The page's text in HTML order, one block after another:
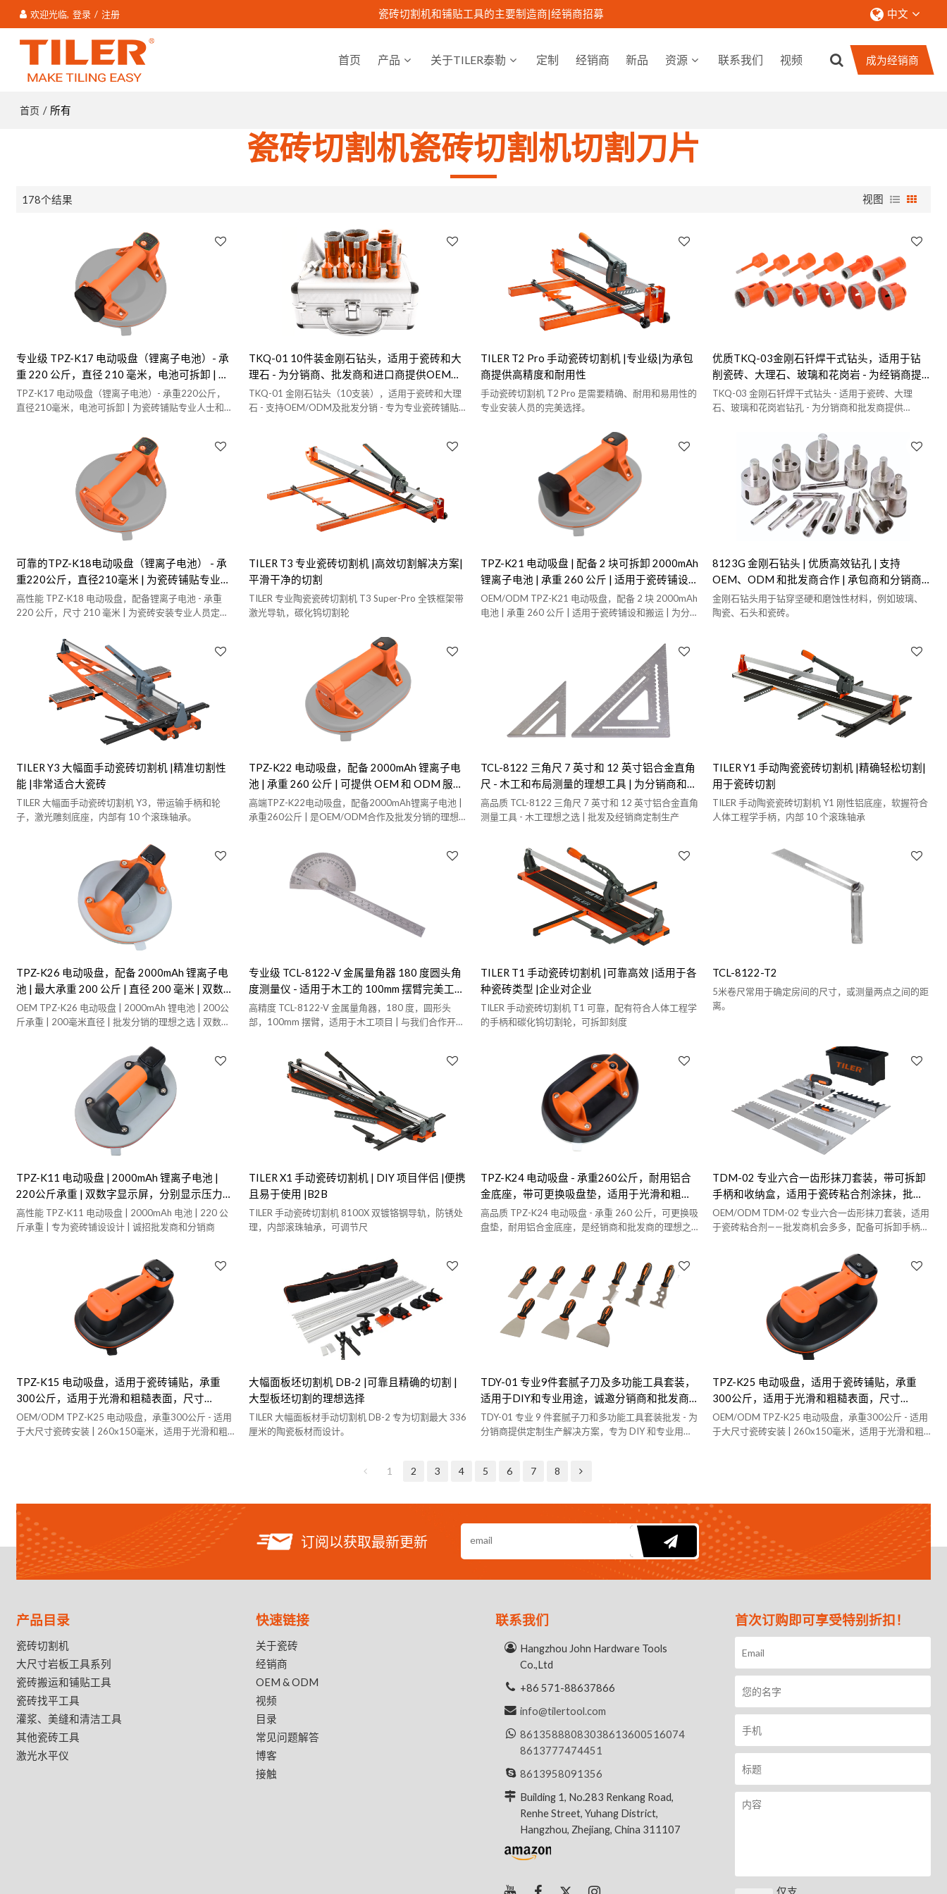
欢迎光临, 登录 / 注册 瓷砖切割机和铺贴工具的主要制造商|经销商招募 中文
首页 产品 关于TILER泰勒 定制 经销商 新品 资源 联系我们 视频 成为经销商
首页 / 所有
瓷砖切割机瓷砖切割机切割刀片
178个结果 视图
专业级 TPZ-K17 电动吸盘（锂离子电池）- 承
重 220 公斤，直径 210 毫米，电池可拆卸 | 可
定制 OEM/ODM 生产
TPZ-K17 电动吸盘（锂离子电池）- 承重220公斤，
直径210毫米，电池可拆卸 | 为瓷砖铺贴专业人士和批
TKQ-01 10件装金刚石钻头，适用于瓷砖和大
理石 - 为分销商、批发商和进口商提供OEM和
ODM解决方案
TKQ-01 金刚石钻头（10支装），适用于瓷砖和大理
石 - 支持OEM/ODM及批发分销 - 专为专业瓷砖铺贴
TILER T2 Pro 手动瓷砖切割机 |专业级|为承包
商提供高精度和耐用性
手动瓷砖切割机 T2 Pro 是需要精确、耐用和易用性的
专业安装人员的完美选择。
优质TKQ-03金刚石钎焊干式钻头，适用于钻
削瓷砖、大理石、玻璃和花岗岩 - 为经销商提
供批发、OEM和ODM解决方案
TKQ-03 金刚石钎焊干式钻头 - 适用于瓷砖、大理
石、玻璃和花岗岩钻孔 - 为分销商和批发商提供
可靠的TPZ-K18电动吸盘（锂离子电池） - 承
重220公斤，直径210毫米 | 为瓷砖铺贴专业人
士量身定制的解决方案 - 欢迎OEM/ODM合作
高性能 TPZ-K18 电动吸盘，配备锂离子电池 - 承重
220 公斤，尺寸 210 毫米 | 为瓷砖安装专业人员定制
TILER T3 专业瓷砖切割机 |高效切割解决方案|
平滑干净的切割
TILER 专业陶瓷瓷砖切割机 T3 Super-Pro 全铁框架带
激光导轨，碳化钨切割轮
TPZ-K21 电动吸盘 | 配备 2 块可拆卸 2000mAh
锂离子电池 | 承重 260 公斤 | 适用于瓷砖铺设
和搬运
OEM/ODM TPZ-K21 电动吸盘，配备 2 块 2000mAh
电池 | 承重 260 公斤 | 适用于瓷砖铺设和搬运 | 为分
8123G 金刚石钻头 | 优质高效钻孔 | 支持
OEM、ODM 和批发商合作 | 承包商和分销商
的理想之选
金刚石钻头用于钻穿坚硬和磨蚀性材料，例如玻璃、
陶瓷、石头和瓷砖。
TILER Y3 大幅面手动瓷砖切割机 |精准切割性
能 |非常适合大瓷砖
TILER 大幅面手动瓷砖切割机 Y3，带运输手柄和轮
子，激光雕刻底座，内部有 10 个滚珠轴承。
TPZ-K22 电动吸盘，配备 2000mAh 锂离子电
池 | 承重 260 公斤 | 可提供 OEM 和 ODM 服务
- 是瓷砖铺贴工具批发商和分销商的理想之选
高端TPZ-K22电动吸盘，配备2000mAh锂离子电池 |
承重260公斤 | 是OEM/ODM合作及批发分销的理想
TCL-8122 三角尺 7 英寸和 12 英寸铝合金直角
尺 - 木工和布局测量的理想工具 | 为分销商和批
发商提供 OEM、ODM 服务
高品质 TCL-8122 三角尺 7 英寸和 12 英寸铝合金直角
测量工具 - 木工理想之选 | 批发及经销商定制生产
TILER Y1 手动陶瓷瓷砖切割机 |精确轻松切割|
用于瓷砖切割
TILER 手动陶瓷瓷砖切割机 Y1 刚性铝底座，软握符合
人体工程学手柄，内部 10 个滚珠轴承
TPZ-K26 电动吸盘，配备 2000mAh 锂离子电
池 | 最大承重 200 公斤 | 直径 200 毫米 | 双数字
显示屏，分别显示压力和电池电量
OEM TPZ-K26 电动吸盘 | 2000mAh 锂电池 | 200公
斤承重 | 200毫米直径 | 批发分销的理想之选 | 双数字
专业级 TCL-8122-V 金属量角器 180 度圆头角
度测量仪 - 适用于木工的 100mm 摆臂完美工具
| 为经销商提供批发和 OEM/ODM 服务
高精度 TCL-8122-V 金属量角器，180 度，圆形头
部，100mm 摆臂，适用于木工项目 | 与我们合作开展
TILER T1 手动瓷砖切割机 |可靠高效 |适用于各
种瓷砖类型 |企业对企业
TILER 手动瓷砖切割机 T1 可靠，配有符合人体工程学
的手柄和碳化钨切割轮，可拆卸刻度
TCL-8122-T2
5米卷尺常用于确定房间的尺寸，或测量两点之间的距
离。
TPZ-K11 电动吸盘 | 2000mAh 锂离子电池 |
220公斤承重 | 双数字显示屏，分别显示压力和
电池电量 | 为瓷砖铺贴专业人士提供
OEM/ODM 解决方案
高性能 TPZ-K11 电动吸盘 | 2000mAh 电池 | 220 公
斤承重 | 专为瓷砖铺设设计 | 诚招批发商和分销商
TILER X1 手动瓷砖切割机 | DIY 项目伴侣 |便携
且易于使用 |B2B
TILER 手动瓷砖切割机 8100X 双镀铬钢导轨，防锈处
理，内部滚珠轴承，可调节尺
TPZ-K24 电动吸盘 - 承重260公斤，耐用铝合
金底座，带可更换吸盘垫，适用于光滑和粗糙
表面。经销商和批发商
高品质 TPZ-K24 电动吸盘 - 承重 260 公斤，可更换吸
盘垫，耐用铝合金底座，是经销商和批发商的理想之
TDM-02 专业六合一齿形抹刀套装，带可拆卸
手柄和收纳盒，适用于瓷砖粘合剂涂抹，批发
及分销合作
OEM/ODM TDM-02 专业六合一齿形抹刀套装，适用
于瓷砖粘合剂——批发商机会多多，配备可拆卸手柄和
TPZ-K15 电动吸盘，适用于瓷砖铺贴，承重
300公斤，适用于光滑和粗糙表面，尺寸
260x150毫米 - 是分销商和批发商的理想之
选。
OEM/ODM TPZ-K25 电动吸盘，承重300公斤 - 适用
于大尺寸瓷砖安装 | 260x150毫米，适用于光滑和粗
大幅面板坯切割机 DB-2 |可靠且精确的切割 |
大型板坯切割的理想选择
TILER 大幅面板材手动切割机 DB-2 专为切割最大 336
厘米的陶瓷板材而设计。
TDY-01 专业9件套腻子刀及多功能工具套装，
适用于DIY和专业用途，诚邀分销商和批发商
加盟。
TDY-01 专业 9 件套腻子刀和多功能工具套装批发 - 为
分销商提供定制生产解决方案，专为 DIY 和专业用途
TPZ-K25 电动吸盘，适用于瓷砖铺贴，承重
300公斤，适用于光滑和粗糙表面，尺寸
285x175毫米 - 是分销商和批发商的理想之
选。
OEM/ODM TPZ-K25 电动吸盘，承重300公斤 - 适用
于大尺寸瓷砖安装 | 260x150毫米，适用于光滑和粗
1 2 3 4 5 6 7 8
订阅以获取最新更新
产品目录
瓷砖切割机
大尺寸岩板工具系列
瓷砖搬运和铺贴工具
瓷砖找平工具
灌浆、美缝和清洁工具
其他瓷砖工具
激光水平仪
快速链接
关于瓷砖
经销商
OEM & ODM
视频
目录
常见问题解答
博客
接触
联系我们
Hangzhou John Hardware Tools
Co.,Ltd
+86 571-88637866
info@tilertool.com
86135888083038613600516074
8613777474451
8613958091356
Building 1, No.283 Renkang Road,
Renhe Street, Yuhang District,
Hangzhou, Zhejiang, China 311107
首次订购即可享受特别折扣！
仅支